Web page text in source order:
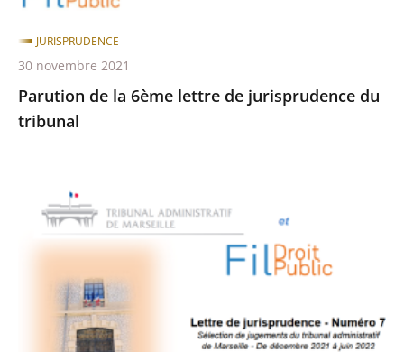
Parution de la 6ème lettre de jurisprudence du
tribunal
JURISPRUDENCE
30 novembre 2021
jurisprudence